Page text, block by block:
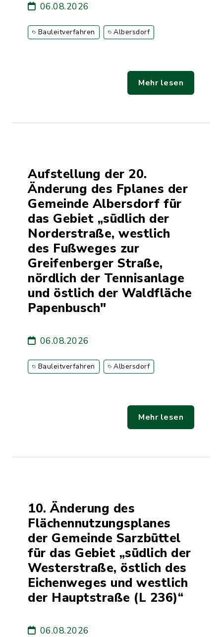
06.08.2026
Bauleitverfahren Albersdorf
Mehr lesen
Aufstellung der 20.
Änderung des Fplanes der
Gemeinde Albersdorf für
das Gebiet „südlich der
Norderstraße, westlich
des Fußweges zur
Greifenberger Straße,
nördlich der Tennisanlage
und östlich der Waldfläche
Papenbusch"
06.08.2026
Bauleitverfahren Albersdorf
Mehr lesen
10. Änderung des
Flächennutzungsplanes
der Gemeinde Sarzbüttel
für das Gebiet „südlich der
Westerstraße, östlich des
Eichenweges und westlich
der Hauptstraße (L 236)“
06.08.2026